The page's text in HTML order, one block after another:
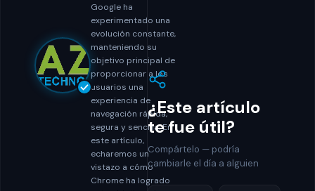
Google ha
experimentado una
evolución constante,
manteniendo su
objetivo principal de
proporcionar a los
usuarios una
experiencia de
navegación rápida,
segura y sencilla. En
este artículo,
echaremos un
vistazo a cómo
Chrome ha logrado
¿Este artículo
te fue útil?
Compártelo — podría
cambiarle el día a alguien